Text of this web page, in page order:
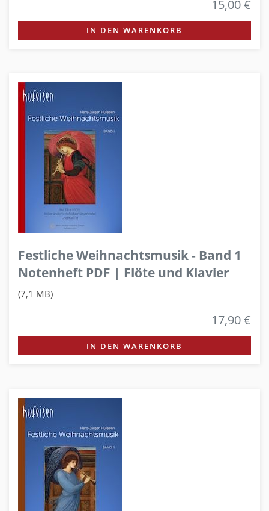
15,00 €
IN DEN WARENKORB
Festliche Weihnachtsmusik - Band 1
Notenheft PDF | Flöte und Klavier
(7,1 MB)
17,90 €
IN DEN WARENKORB